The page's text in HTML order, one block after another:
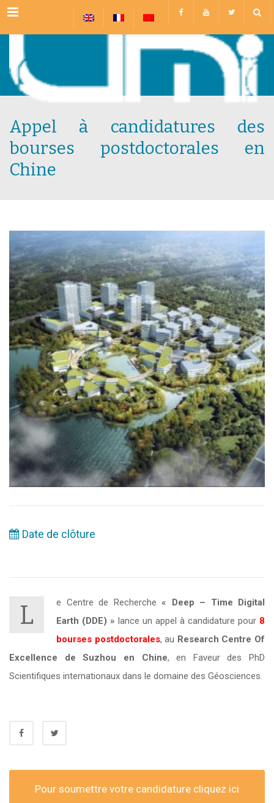
Menu
Appel à candidatures des
bourses postdoctorales en
Chine
Date de clôture
L e Centre de Recherche « Deep – Time Digital
Earth (DDE) » lance un appel à candidature pour 8
bourses postdoctorales, au Research Centre Of
Excellence de Suzhou en Chine, en Faveur des PhD
Scientifiques internationaux dans le domaine des Géosciences.
Pour soumettre votre candidature cliquez ici